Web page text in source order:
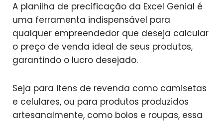
A planilha de precificação da Excel Genial é
uma ferramenta indispensável para
qualquer empreendedor que deseja calcular
o preço de venda ideal de seus produtos,
garantindo o lucro desejado.
Seja para itens de revenda como camisetas
e celulares, ou para produtos produzidos
artesanalmente, como bolos e roupas, essa